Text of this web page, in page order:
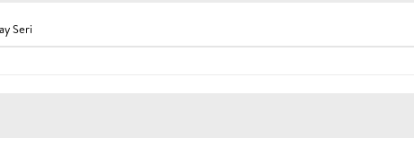
Seri